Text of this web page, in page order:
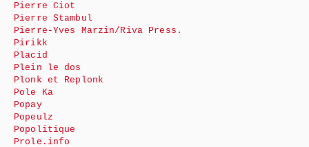
Pierre Ciot
Pierre Stambul
Pierre-Yves Marzin/Riva Press.
Pirikk
Placid
Plein le dos
Plonk et Replonk
Pole Ka
Popay
Popeulz
Popolitique
Prole.info